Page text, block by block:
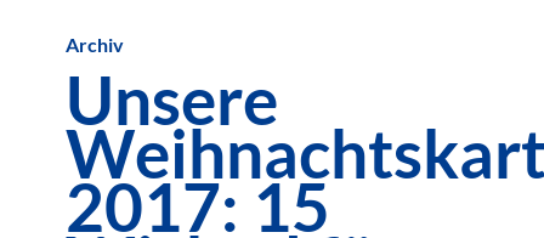
Weihnachtskarte
Wichtel
Archiv
Unsere
2017: 15